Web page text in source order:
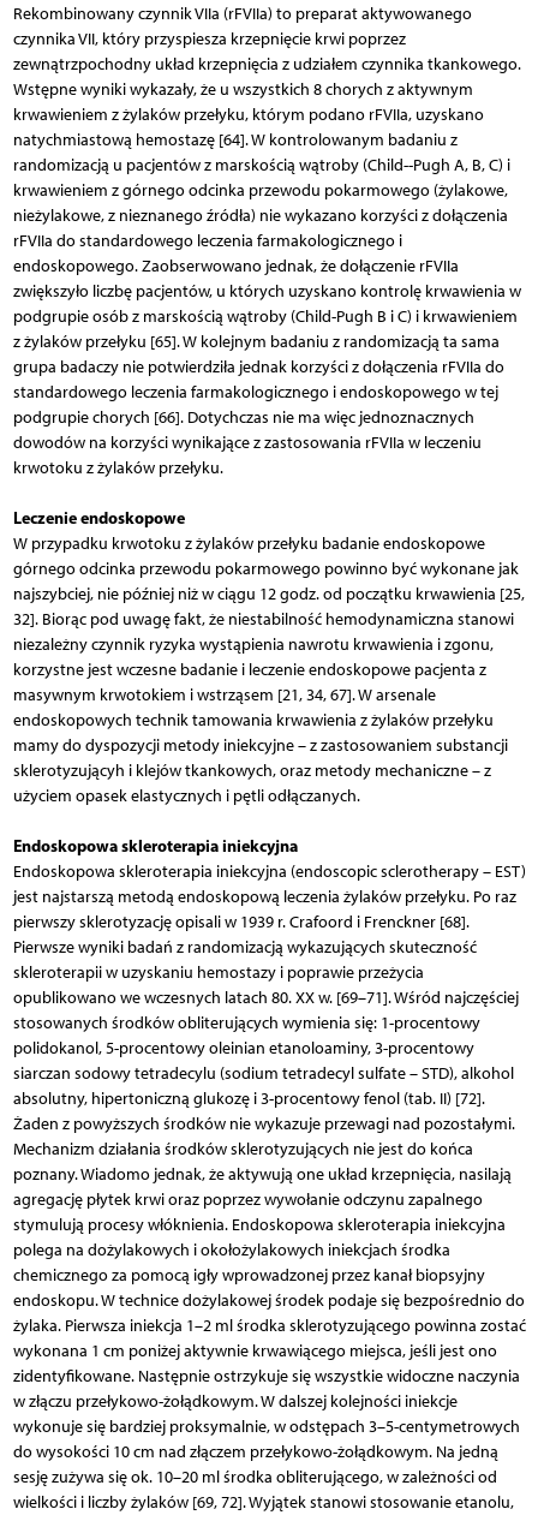
Rekombinowany czynnik VIIa (rFVIIa) to preparat aktywowanego
czynnika VII, który przyspiesza krzepnięcie krwi poprzez
zewnątrzpochodny układ krzepnięcia z udziałem czynnika tkankowego.
Wstępne wyniki wykazały, że u wszystkich 8 chorych z aktywnym
krwawieniem z żylaków przełyku, którym podano rFVIIa, uzyskano
natychmiastową hemostazę [64]. W kontrolowanym badaniu z
randomizacją u pacjentów z marskością wątroby (Child--Pugh A, B, C) i
krwawieniem z górnego odcinka przewodu pokarmowego (żylakowe,
nieżylakowe, z nieznanego źródła) nie wykazano korzyści z dołączenia
rFVIIa do standardowego leczenia farmakologicznego i
endoskopowego. Zaobserwowano jednak, że dołączenie rFVIIa
zwiększyło liczbę pacjentów, u których uzyskano kontrolę krwawienia w
podgrupie osób z marskością wątroby (Child-Pugh B i C) i krwawieniem
z żylaków przełyku [65]. W kolejnym badaniu z randomizacją ta sama
grupa badaczy nie potwierdziła jednak korzyści z dołączenia rFVIIa do
standardowego leczenia farmakologicznego i endoskopowego w tej
podgrupie chorych [66]. Dotychczas nie ma więc jednoznacznych
dowodów na korzyści wynikające z zastosowania rFVIIa w leczeniu
krwotoku z żylaków przełyku.
Leczenie endoskopowe
W przypadku krwotoku z żylaków przełyku badanie endoskopowe
górnego odcinka przewodu pokarmowego powinno być wykonane jak
najszybciej, nie później niż w ciągu 12 godz. od początku krwawienia [25,
32]. Biorąc pod uwagę fakt, że niestabilność hemodynamiczna stanowi
niezależny czynnik ryzyka wystąpienia nawrotu krwawienia i zgonu,
korzystne jest wczesne badanie i leczenie endoskopowe pacjenta z
masywnym krwotokiem i wstrząsem [21, 34, 67]. W arsenale
endoskopowych technik tamowania krwawienia z żylaków przełyku
mamy do dyspozycji metody iniekcyjne – z zastosowaniem substancji
sklerotyzującyh i klejów tkankowych, oraz metody mechaniczne – z
użyciem opasek elastycznych i pętli odłączanych.
Endoskopowa skleroterapia iniekcyjna
Endoskopowa skleroterapia iniekcyjna (endoscopic sclerotherapy – EST)
jest najstarszą metodą endoskopową leczenia żylaków przełyku. Po raz
pierwszy sklerotyzację opisali w 1939 r. Crafoord i Frenckner [68].
Pierwsze wyniki badań z randomizacją wykazujących skuteczność
skleroterapii w uzyskaniu hemostazy i poprawie przeżycia
opublikowano we wczesnych latach 80. XX w. [69–71]. Wśród najczęściej
stosowanych środków obliterujących wymienia się: 1-procentowy
polidokanol, 5-procentowy oleinian etanoloaminy, 3-procentowy
siarczan sodowy tetradecylu (sodium tetradecyl sulfate – STD), alkohol
absolutny, hipertoniczną glukozę i 3-procentowy fenol (tab. II) [72].
Żaden z powyższych środków nie wykazuje przewagi nad pozostałymi.
Mechanizm działania środków sklerotyzujących nie jest do końca
poznany. Wiadomo jednak, że aktywują one układ krzepnięcia, nasilają
agregację płytek krwi oraz poprzez wywołanie odczynu zapalnego
stymulują procesy włóknienia. Endoskopowa skleroterapia iniekcyjna
polega na dożylakowych i okołożylakowych iniekcjach środka
chemicznego za pomocą igły wprowadzonej przez kanał biopsyjny
endoskopu. W technice dożylakowej środek podaje się bezpośrednio do
żylaka. Pierwsza iniekcja 1–2 ml środka sklerotyzującego powinna zostać
wykonana 1 cm poniżej aktywnie krwawiącego miejsca, jeśli jest ono
zidentyfikowane. Następnie ostrzykuje się wszystkie widoczne naczynia
w złączu przełykowo-żołądkowym. W dalszej kolejności iniekcje
wykonuje się bardziej proksymalnie, w odstępach 3–5-centymetrowych
do wysokości 10 cm nad złączem przełykowo-żołądkowym. Na jedną
sesję zużywa się ok. 10–20 ml środka obliterującego, w zależności od
wielkości i liczby żylaków [69, 72]. Wyjątek stanowi stosowanie etanolu,